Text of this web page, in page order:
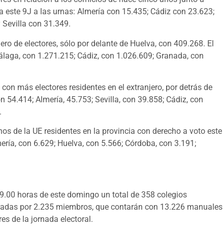
9J a las urnas: Almería con 15.435; Cádiz con 23.623;
con 31.349.
de electores, sólo por delante de Huelva, con 409.268. El
con 1.271.215; Cádiz, con 1.026.609; Granada, con
más electores residentes en el extranjero, por detrás de
Almería, 45.753; Sevilla, con 39.858; Cádiz, con
de la UE residentes en la provincia con derecho a voto este
con 6.629; Huelva, con 5.566; Córdoba, con 3.191;
horas de este domingo un total de 358 colegios
por 2.235 miembros, que contarán con 13.226 manuales
de la jornada electoral.